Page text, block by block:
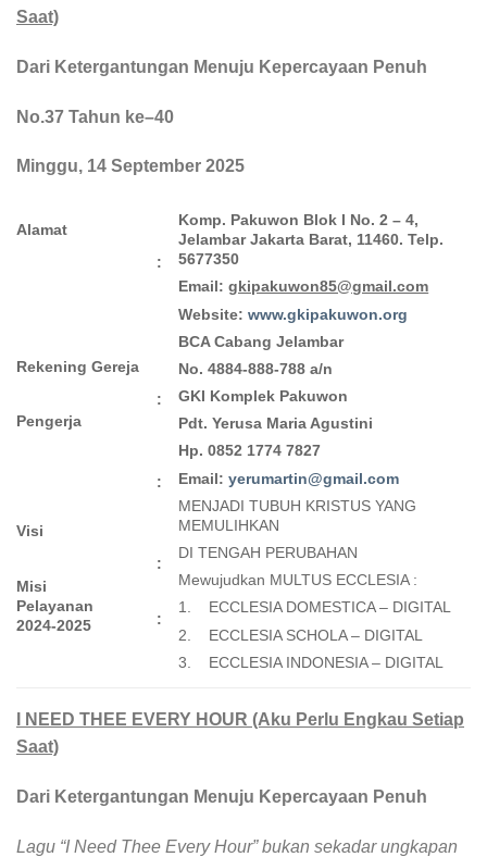
Saat)
Dari Ketergantungan Menuju Kepercayaan Penuh
No.37 Tahun ke–40
Minggu, 14 September 2025
Alamat
Rekening Gereja
Pengerja
Visi
Misi
Pelayanan
2024-2025
:
:
:
:
:
Komp. Pakuwon Blok I No. 2 – 4,
Jelambar Jakarta Barat, 11460.Telp.
5677350
Email:gkipakuwon85@gmail.com
Website:www.gkipakuwon.org
BCA Cabang Jelambar
No. 4884-888-788 a/n
GKI Komplek Pakuwon
Pdt. Yerusa Maria Agustini
Hp. 0852 1774 7827
Email:yerumartin@gmail.com
MENJADI TUBUH KRISTUS YANG
MEMULIHKAN
DI TENGAH PERUBAHAN
Mewujudkan MULTUS ECCLESIA :
1. ECCLESIA DOMESTICA – DIGITAL
2. ECCLESIA SCHOLA – DIGITAL
3. ECCLESIA INDONESIA – DIGITAL
I NEED THEE EVERY HOUR (Aku Perlu Engkau Setiap
Saat)
Dari Ketergantungan Menuju Kepercayaan Penuh
Lagu “I Need Thee Every Hour” bukan sekadar ungkapan